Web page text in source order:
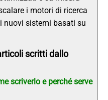
i motori di ricerca
nuovi sistemi basati su
scritti dallo
scriverlo e perché serve